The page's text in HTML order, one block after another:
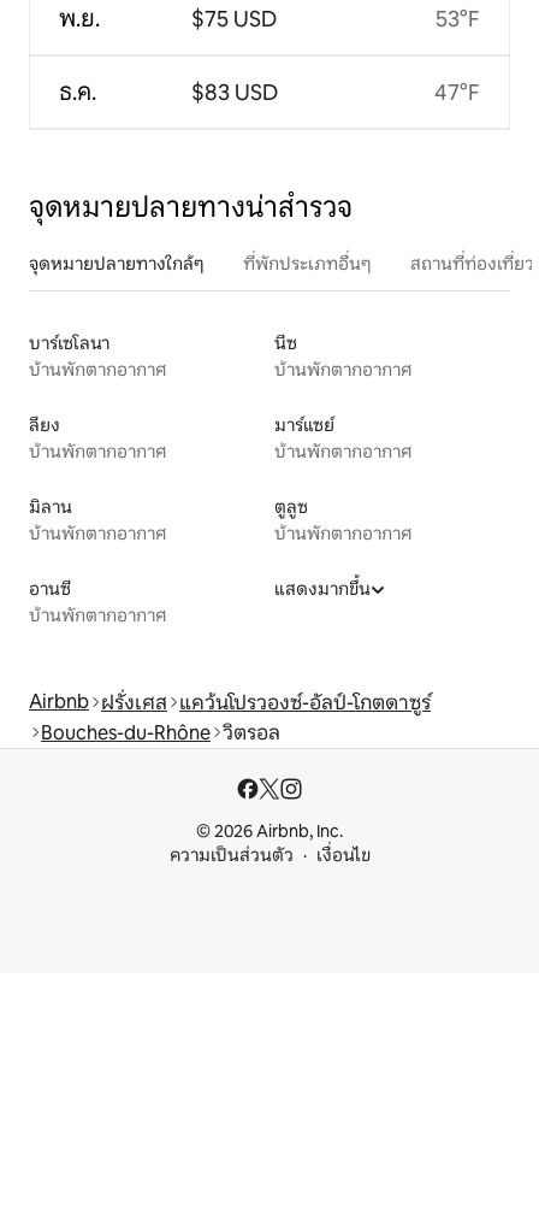
พ.ย.
ธ.ค.
$75 USD
$83 USD
53°F
47°F
จุดหมายปลายทางน่าสำรวจ
จุดหมายปลายทางใกล้ๆ ที่พักประเภทอื่นๆ สถานที่ท่องเที่ย
บาร์เซโลนา
บ้านพักตากอากาศ
นีซ
บ้านพักตากอากาศ
ลียง
บ้านพักตากอากาศ
มาร์แซย์
บ้านพักตากอากาศ
มิลาน
บ้านพักตากอากาศ
ตูลูซ
บ้านพักตากอากาศ
อานซี
บ้านพักตากอากาศ
แสดงมากขึ้น
Airbnb ฝรั่งเศส แคว้นโปรวองซ์-อัลป์-โกตดาซูร์
Bouches-du-Rhône วิตรอล
© 2026 Airbnb, Inc.
ความเป็นส่วนตัว
เงื่อนไข